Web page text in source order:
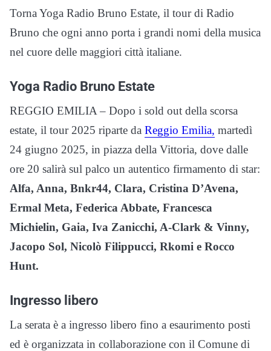
Torna Yoga Radio Bruno Estate, il tour di Radio
Bruno che ogni anno porta i grandi nomi della musica
nel cuore delle maggiori città italiane.
Yoga Radio Bruno Estate
REGGIO EMILIA – Dopo i sold out della scorsa
estate, il tour 2025 riparte da Reggio Emilia, martedì
24 giugno 2025, in piazza della Vittoria, dove dalle
ore 20 salirà sul palco un autentico firmamento di star:
Alfa, Anna, Bnkr44, Clara, Cristina D’Avena,
Ermal Meta, Federica Abbate, Francesca
Michielin, Gaia, Iva Zanicchi, A-Clark & Vinny,
Jacopo Sol, Nicolò Filippucci, Rkomi e Rocco
Hunt.
Ingresso libero
La serata è a ingresso libero fino a esaurimento posti
ed è organizzata in collaborazione con il Comune di